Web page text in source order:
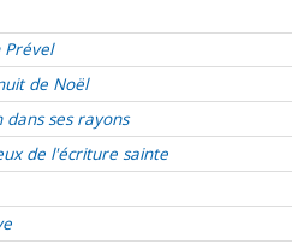
de Noël
ses rayons
de l'écriture sainte